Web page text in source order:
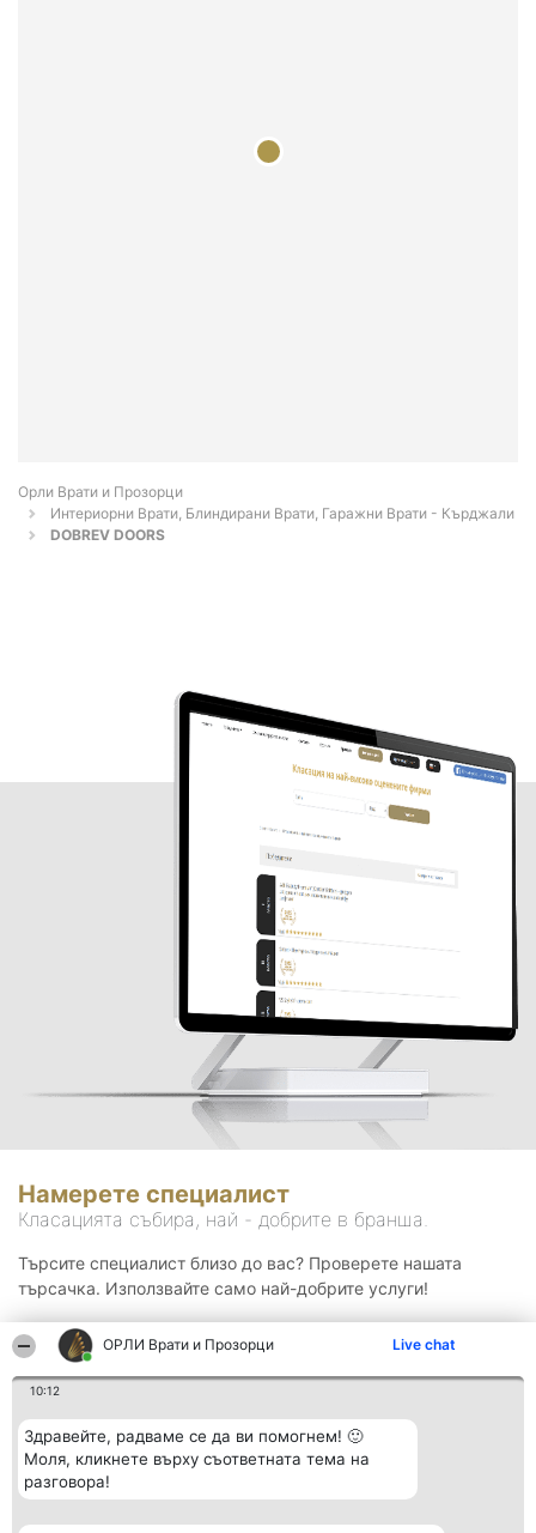
ОРЛИ Врати и Прозорци Live chat
10:12
Здравейте, радваме се да ви помогнем! 🙂
Моля, кликнете върху съответната тема на
разговора!
Орли Врати и Прозорци
Интериорни Врати, Блиндирани Врати, Гаражни Врати - Кърджали
DOBREV DOORS
Намерете специалист
Класацията събира, най - добрите в бранша.
Търсите специалист близо до вас? Проверете нашата
търсачка. Използвайте само най-добрите услуги!